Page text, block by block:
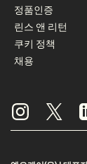
정품인증
린스 앤 리턴
쿠키 정책
채용